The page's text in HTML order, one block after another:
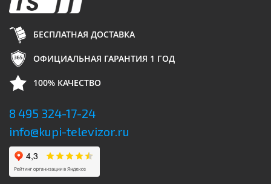
БЕСПЛАТНАЯ ДОСТАВКА
ОФИЦИАЛЬНАЯ ГАРАНТИЯ 1 ГОД
100% КАЧЕСТВО
8 495 324-17-24
info@kupi-televizor.ru